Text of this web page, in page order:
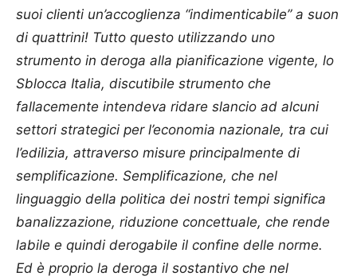
suoi clienti un’accoglienza “indimenticabile” a suon
di quattrini! Tutto questo utilizzando uno
strumento in deroga alla pianificazione vigente, lo
Sblocca Italia, discutibile strumento che
fallacemente intendeva ridare slancio ad alcuni
settori strategici per l’economia nazionale, tra cui
l’edilizia, attraverso misure principalmente di
semplificazione. Semplificazione, che nel
linguaggio della politica dei nostri tempi significa
banalizzazione, riduzione concettuale, che rende
labile e quindi derogabile il confine delle norme.
Ed è proprio la deroga il sostantivo che nel